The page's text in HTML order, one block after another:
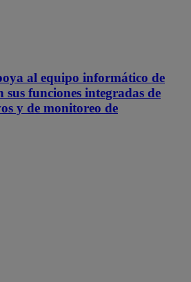
al equipo informático de
funciones integradas de
y de monitoreo de